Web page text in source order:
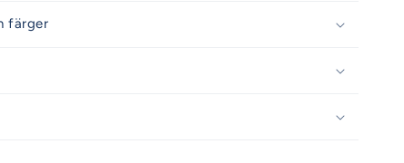
färger